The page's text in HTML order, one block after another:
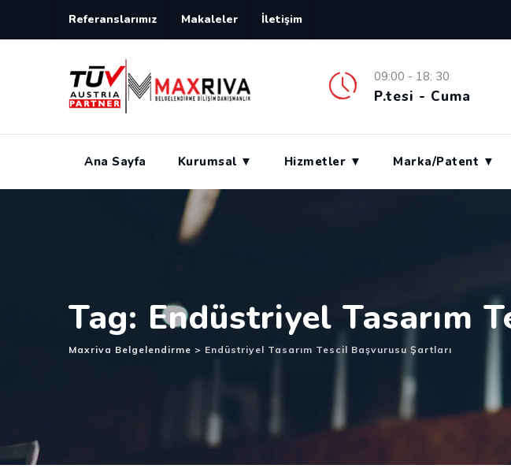
Referanslarımız Makaleler İletişim
09:00 - 18: 30
P.tesi - Cuma
Ana Sayfa Kurumsal ▼ Hizmetler ▼ Marka/Patent ▼
Tag: Endüstriyel Tasarım
Maxriva Belgelendirme > Endüstriyel Tasarım Tescil Başvurusu Şartları